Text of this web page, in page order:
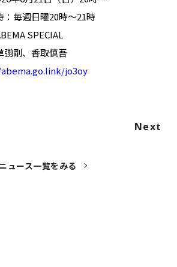
：毎週日曜20時～21時
SPECIAL
彅剛、香取慎吾
jo3oy
Next
ニュース一覧をみる